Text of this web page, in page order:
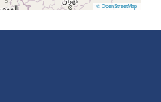
© OpenStreetMap